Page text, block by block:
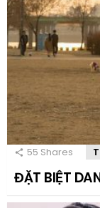
55 Shares
ĐẶT BIỆT